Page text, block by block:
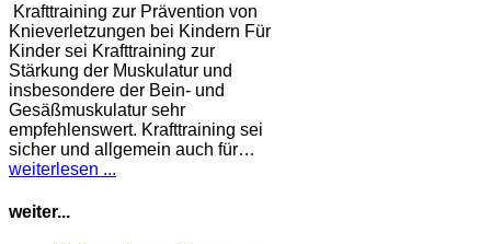
Krafttraining zur Prävention von
Knieverletzungen bei Kindern Für
Kinder sei Krafttraining zur
Stärkung der Muskulatur und
insbesondere der Bein- und
Gesäßmuskulatur sehr
empfehlenswert. Krafttraining sei
sicher und allgemein auch für…
weiterlesen ...
weiter...